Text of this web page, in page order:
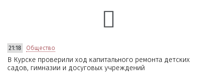
21:18 Общество
В Курске проверили ход капитального ремонта детских
садов, гимназии и досуговых учреждений